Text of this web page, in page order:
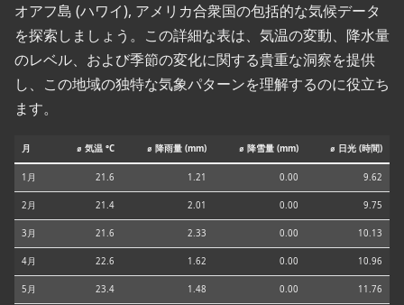
オアフ島 (ハワイ), アメリカ合衆国の包括的な気候データ
を探索しましょう。この詳細な表は、気温の変動、降水量
のレベル、および季節の変化に関する貴重な洞察を提供
し、この地域の独特な気象パターンを理解するのに役立ち
ます。
月 ⌀ 気温 °C ⌀ 降雨量 (mm) ⌀ 降雪量 (mm) ⌀ 日光 (時間)
1月 21.6 1.21 0.00 9.62
2月 21.4 2.01 0.00 9.75
3月 21.6 2.33 0.00 10.13
4月 22.6 1.62 0.00 10.96
5月 23.4 1.48 0.00 11.76